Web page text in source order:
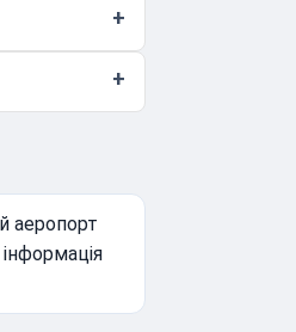
аеропорт